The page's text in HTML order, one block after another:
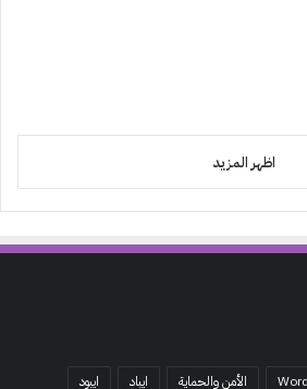
اظهر المزيد
الأمن والحماية ايباد ايبود